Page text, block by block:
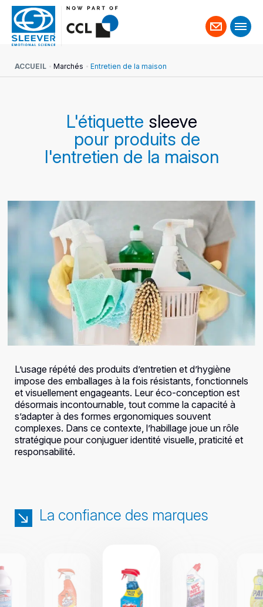
Contact
ACCUEIL Marchés Entretien de la maison
L'étiquette sleeve
pour produits de
l'entretien de la maison
L’usage répété des produits d’entretien et d’hygiène
impose des emballages à la fois résistants, fonctionnels
et visuellement engageants. Leur éco-conception est
désormais incontournable, tout comme la capacité à
s’adapter à des formes ergonomiques souvent
complexes. Dans ce contexte, l’habillage joue un rôle
stratégique pour conjuguer identité visuelle, praticité et
responsabilité.
La confiance des marques